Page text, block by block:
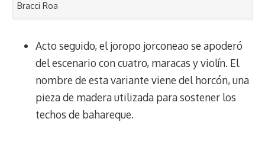
Bracci Roa
Acto seguido, el joropo jorconeao se apoderó
del escenario con cuatro, maracas y violín. El
nombre de esta variante viene del horcón, una
pieza de madera utilizada para sostener los
techos de bahareque.